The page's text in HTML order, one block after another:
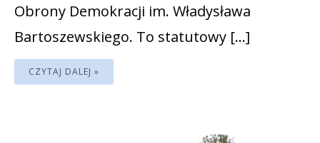
Obrony Demokracji im. Władysława
Bartoszewskiego. To statutowy […]
CZYTAJ DALEJ »